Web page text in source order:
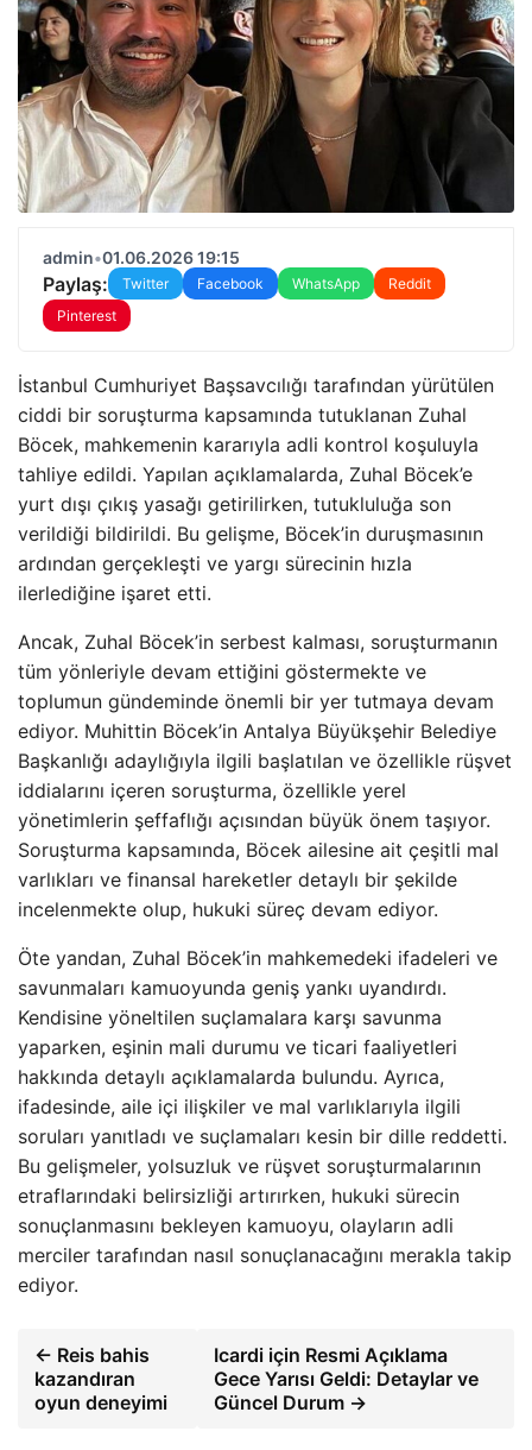
admin•01.06.2026 19:15
Paylaş: Twitter Facebook WhatsApp
Reddit
Pinterest
İstanbul Cumhuriyet Başsavcılığı tarafından yürütülen
ciddi bir soruşturma kapsamında tutuklanan Zuhal
Böcek, mahkemenin kararıyla adli kontrol koşuluyla
tahliye edildi. Yapılan açıklamalarda, Zuhal Böcek’e
yurt dışı çıkış yasağı getirilirken, tutukluluğa son
verildiği bildirildi. Bu gelişme, Böcek’in duruşmasının
ardından gerçekleşti ve yargı sürecinin hızla
ilerlediğine işaret etti.
Ancak, Zuhal Böcek’in serbest kalması, soruşturmanın
tüm yönleriyle devam ettiğini göstermekte ve
toplumun gündeminde önemli bir yer tutmaya devam
ediyor. Muhittin Böcek’in Antalya Büyükşehir Belediye
Başkanlığı adaylığıyla ilgili başlatılan ve özellikle rüşvet
iddialarını içeren soruşturma, özellikle yerel
yönetimlerin şeffaflığı açısından büyük önem taşıyor.
Soruşturma kapsamında, Böcek ailesine ait çeşitli mal
varlıkları ve finansal hareketler detaylı bir şekilde
incelenmekte olup, hukuki süreç devam ediyor.
Öte yandan, Zuhal Böcek’in mahkemedeki ifadeleri ve
savunmaları kamuoyunda geniş yankı uyandırdı.
Kendisine yöneltilen suçlamalara karşı savunma
yaparken, eşinin mali durumu ve ticari faaliyetleri
hakkında detaylı açıklamalarda bulundu. Ayrıca,
ifadesinde, aile içi ilişkiler ve mal varlıklarıyla ilgili
soruları yanıtladı ve suçlamaları kesin bir dille reddetti.
Bu gelişmeler, yolsuzluk ve rüşvet soruşturmalarının
etraflarındaki belirsizliği artırırken, hukuki sürecin
sonuçlanmasını bekleyen kamuoyu, olayların adli
merciler tarafından nasıl sonuçlanacağını merakla takip
ediyor.
← Reis bahis
kazandıran
oyun deneyimi
Icardi için Resmi Açıklama
Gece Yarısı Geldi: Detaylar ve
Güncel Durum →